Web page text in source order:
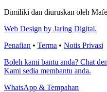
Dimiliki dan diuruskan oleh
Web Design by Jaring Digital.
Penafian • Terma • Notis Privasi
Boleh kami bantu anda? Chat
Kami sedia membantu anda.
WhatsApp & Tempahan